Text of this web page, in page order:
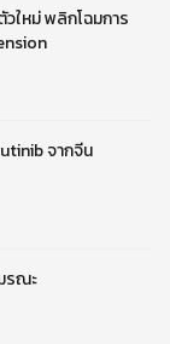
ใหม่ พลิกโฉมการ
จากจีน
รณะ